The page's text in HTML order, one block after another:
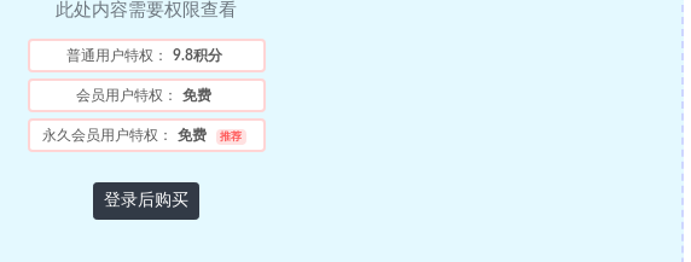
此处内容需要权限查看
普通用户特权： 9.8积分
会员用户特权： 免费
永久会员用户特权： 免费 推荐
登录后购买